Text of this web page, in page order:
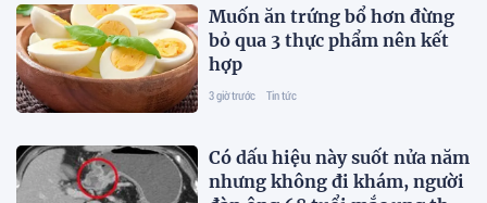
Muốn ăn trứng bổ hơn đừng
bỏ qua 3 thực phẩm nên kết
hợp
3 giờ trước Tin tức
Có dấu hiệu này suốt nửa năm
nhưng không đi khám, người